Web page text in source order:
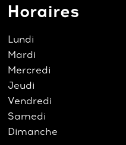
Horaires
Lundi
Mardi
Mercredi
Jeudi
Vendredi
Samedi
Dimanche